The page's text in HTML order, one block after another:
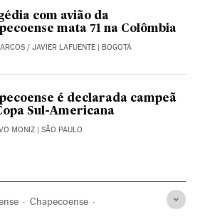
com avião da
mata 71 na Colômbia
/ JAVIER LAFUENTE | BOGOTÁ
é declarada campeã
Sul-Americana
MONIZ | SÃO PAULO
Chapecoense